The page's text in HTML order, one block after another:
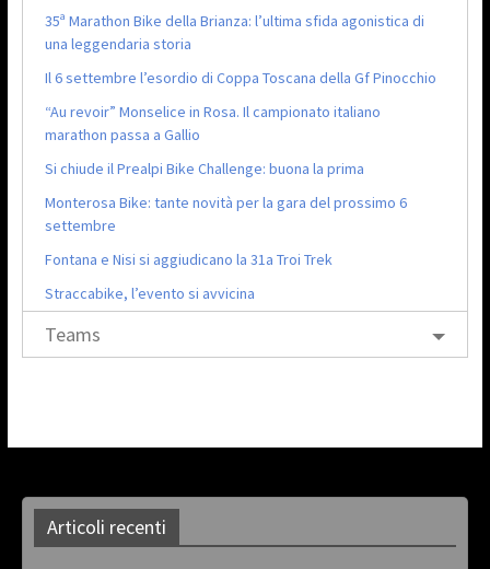
35ª Marathon Bike della Brianza: l’ultima sfida agonistica di
una leggendaria storia
Il 6 settembre l’esordio di Coppa Toscana della Gf Pinocchio
“Au revoir” Monselice in Rosa. Il campionato italiano
marathon passa a Gallio
Si chiude il Prealpi Bike Challenge: buona la prima
Monterosa Bike: tante novità per la gara del prossimo 6
settembre
Fontana e Nisi si aggiudicano la 31a Troi Trek
Straccabike, l’evento si avvicina
Teams
Articoli recenti